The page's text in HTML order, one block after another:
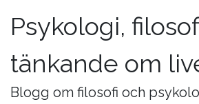
Psykologi,
tänkande om
Blogg om filosofi och